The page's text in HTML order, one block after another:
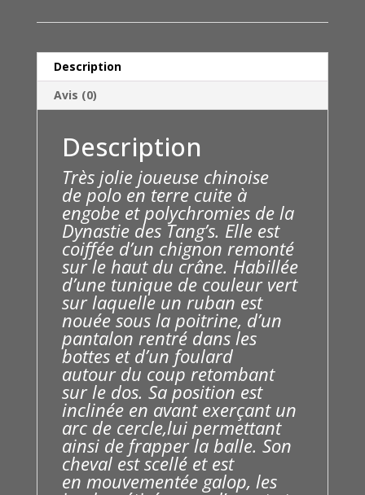
Description
Avis (0)
Description
Très jolie joueuse chinoise
de polo en terre cuite à
engobe et polychromies de la
Dynastie des Tang’s. Elle est
coiffée d’un chignon remonté
sur le haut du crâne. Habillée
d’une tunique de couleur vert
sur laquelle un ruban est
nouée sous la poitrine, d’un
pantalon rentré dans les
bottes et d’un foulard
autour du coup retombant
sur le dos. Sa position est
inclinée en avant exerçant un
arc de cercle,lui permettant
ainsi de frapper la balle. Son
cheval est scellé et est
en mouvementée galop, les